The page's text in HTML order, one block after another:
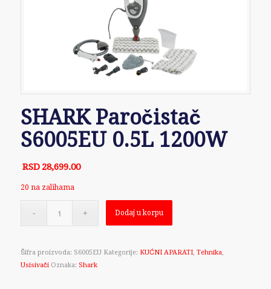
SHARK Paročistač
S6005EU 0.5L 1200W
RSD 28,699.00
20 na zalihama
Dodaj u korpu
Šifra proizvoda: S6005EU Kategorije: KUĆNI APARATI, Tehnika,
Usisivači Oznaka: Shark